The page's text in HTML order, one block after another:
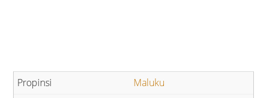
Maluku